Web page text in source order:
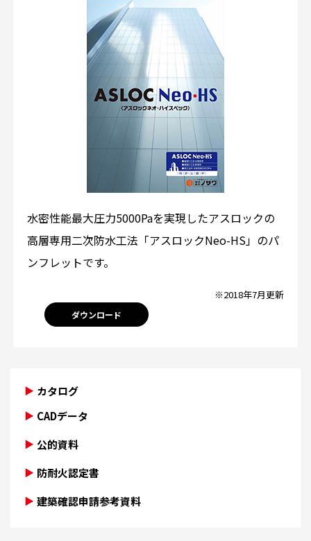
水密性能最大圧力5000Paを実現したアスロックの
高層専用二次防水工法「アスロックNeo-HS」のパ
ンフレットです。
※2018年7月更新
ダウンロード
カタログ
CADデータ
公的資料
防耐火認定書
建築確認申請参考資料